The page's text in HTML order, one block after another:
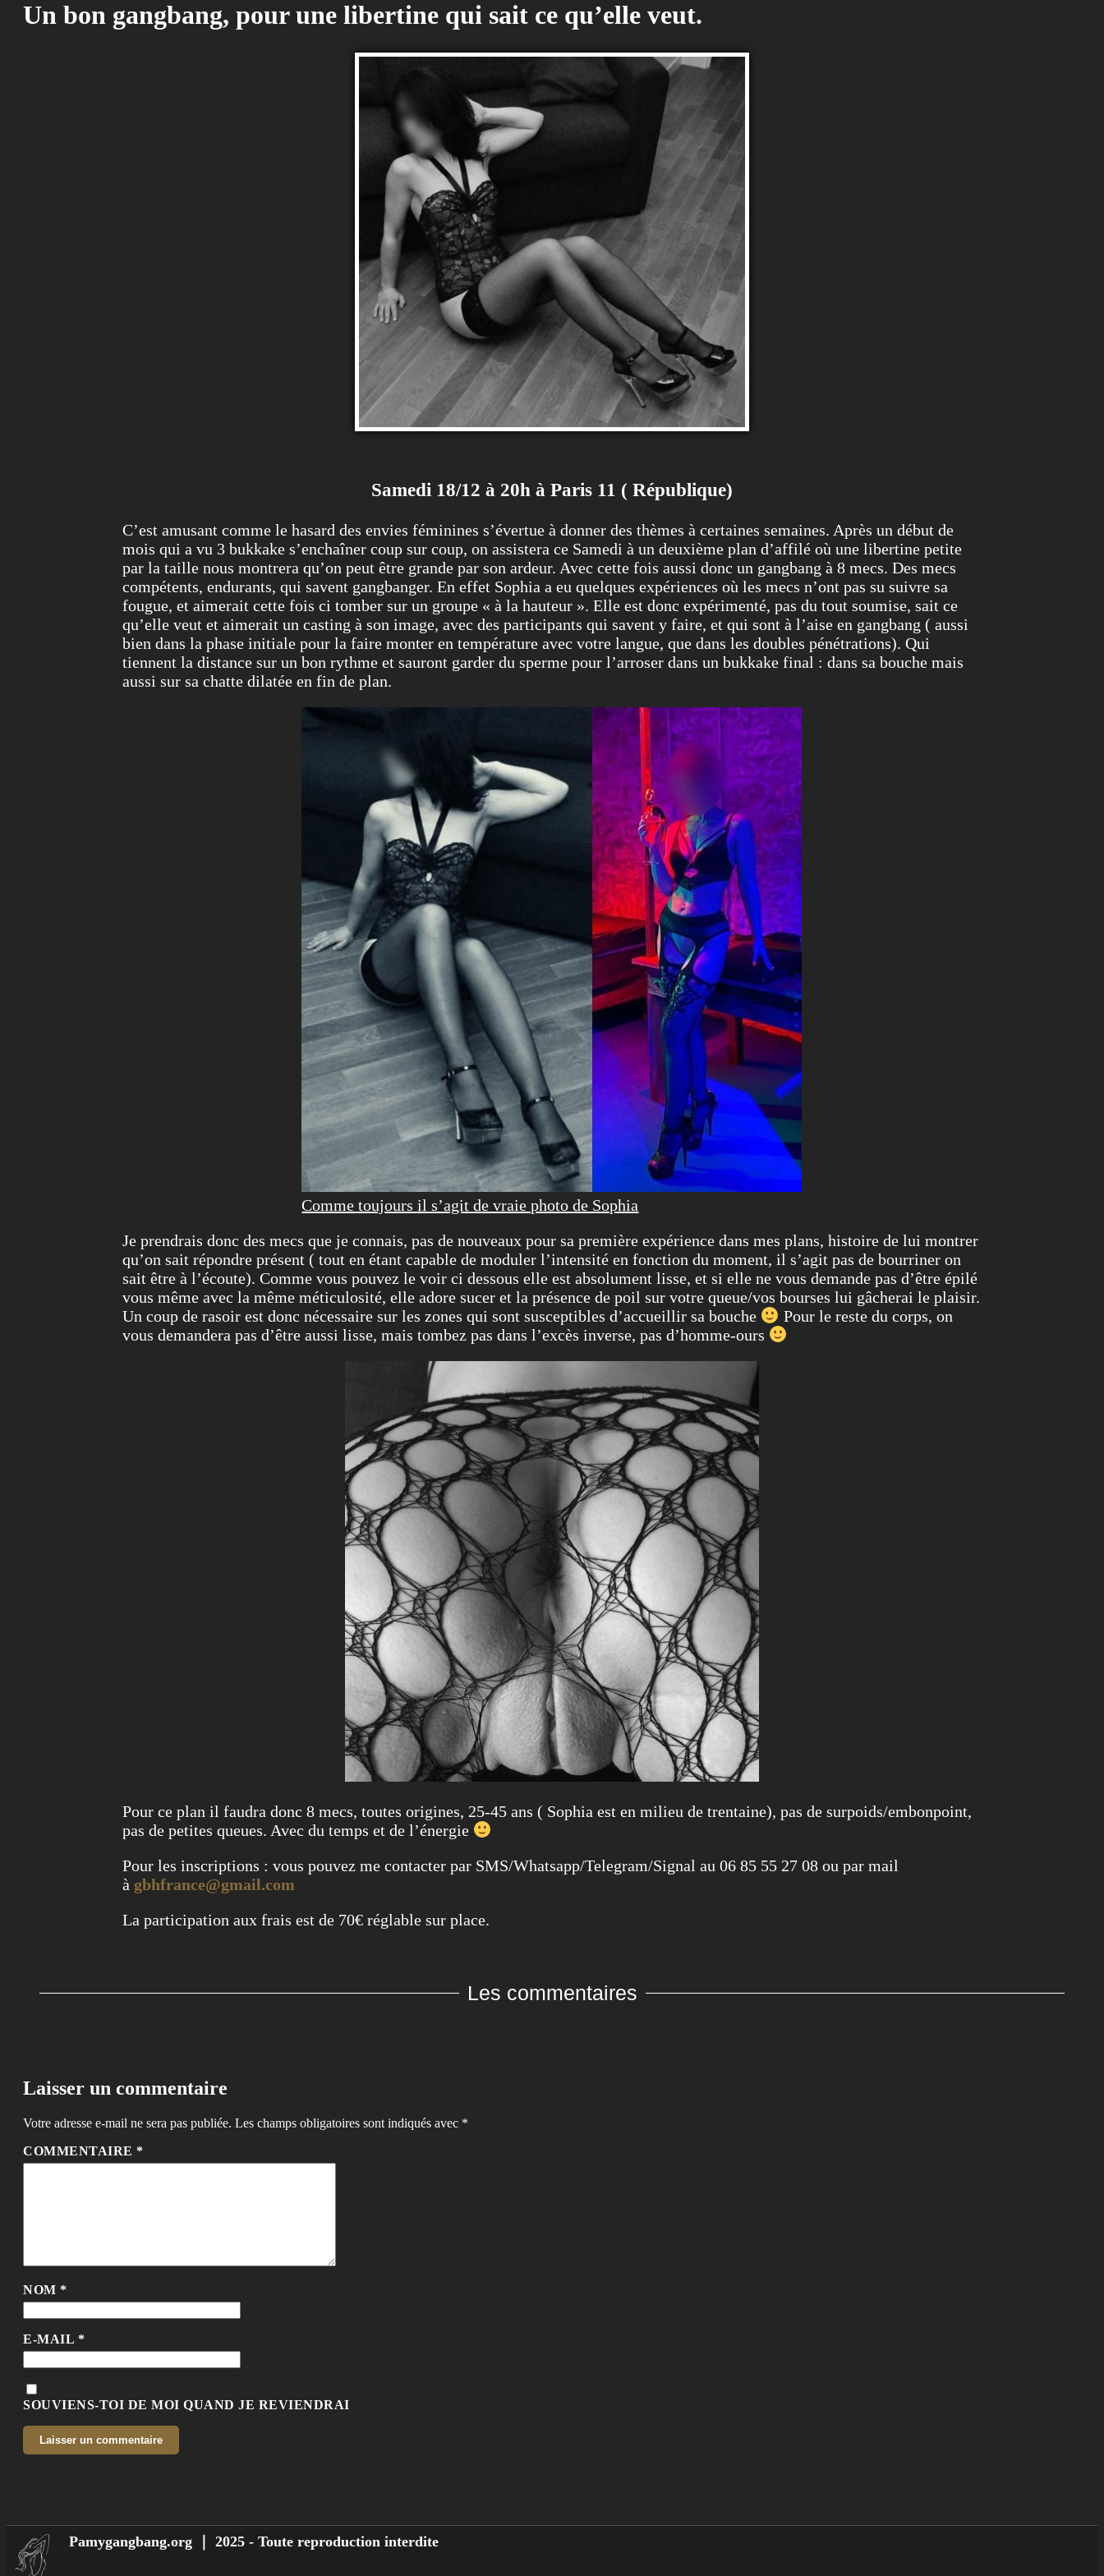
Un bon gangbang, pour une libertine qui sait ce qu’elle veut.
Samedi 18/12 à 20h à Paris 11 ( République)
C’est amusant comme le hasard des envies féminines s’évertue à donner des thèmes à certaines semaines. Après un début de
mois qui a vu 3 bukkake s’enchaîner coup sur coup, on assistera ce Samedi à un deuxième plan d’affilé où une libertine petite
par la taille nous montrera qu’on peut être grande par son ardeur. Avec cette fois aussi donc un gangbang à 8 mecs. Des mecs
compétents, endurants, qui savent gangbanger. En effet Sophia a eu quelques expériences où les mecs n’ont pas su suivre sa
fougue, et aimerait cette fois ci tomber sur un groupe « à la hauteur ». Elle est donc expérimenté, pas du tout soumise, sait ce
qu’elle veut et aimerait un casting à son image, avec des participants qui savent y faire, et qui sont à l’aise en gangbang ( aussi
bien dans la phase initiale pour la faire monter en température avec votre langue, que dans les doubles pénétrations). Qui
tiennent la distance sur un bon rythme et sauront garder du sperme pour l’arroser dans un bukkake final : dans sa bouche mais
aussi sur sa chatte dilatée en fin de plan.
Comme toujours il s’agit de vraie photo de Sophia
Je prendrais donc des mecs que je connais, pas de nouveaux pour sa première expérience dans mes plans, histoire de lui montrer
qu’on sait répondre présent ( tout en étant capable de moduler l’intensité en fonction du moment, il s’agit pas de bourriner on
sait être à l’écoute). Comme vous pouvez le voir ci dessous elle est absolument lisse, et si elle ne vous demande pas d’être épilé
vous même avec la même méticulosité, elle adore sucer et la présence de poil sur votre queue/vos bourses lui gâcherai le plaisir.
Un coup de rasoir est donc nécessaire sur les zones qui sont susceptibles d’accueillir sa bouche
Pour le reste du corps, on
vous demandera pas d’être aussi lisse, mais tombez pas dans l’excès inverse, pas d’homme-ours
Pour ce plan il faudra donc 8 mecs, toutes origines, 25-45 ans ( Sophia est en milieu de trentaine), pas de surpoids/embonpoint,
pas de petites queues. Avec du temps et de l’énergie
Pour les inscriptions : vous pouvez me contacter par SMS/Whatsapp/Telegram/Signal au 06 85 55 27 08 ou par mail
à gbhfrance@gmail.com
La participation aux frais est de 70€ réglable sur place.
Les commentaires
Laisser un commentaire
Votre adresse e-mail ne sera pas publiée. Les champs obligatoires sont indiqués avec *
COMMENTAIRE *
NOM *
E-MAIL *
SOUVIENS-TOI DE MOI QUAND JE REVIENDRAI
Pamygangbang.org ｜ 2025 - Toute reproduction interdite